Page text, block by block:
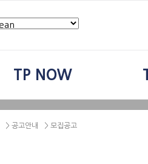
TP NOW
> 모집공고
> 공고안내